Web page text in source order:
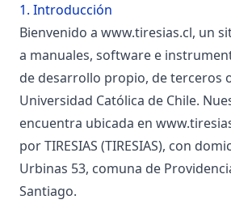
1. Introducción
Bienvenido a www.tiresias.cl, un
a manuales, software e
de desarrollo propio, de terceros
Universidad Católica de Chile.
encuentra ubicada en
por TIRESIAS (TIRESIAS), con
Urbinas 53, comuna de
Santiago.